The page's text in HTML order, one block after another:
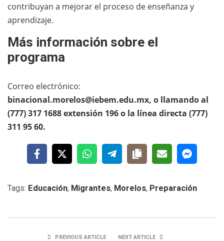
contribuyan a mejorar el proceso de enseñanza y
aprendizaje.
Más información sobre el
programa
Correo electrónico:
binacional.morelos@iebem.edu.mx, o llamando al
(777) 317 1688 extensión 196 o la línea directa (777)
311 95 60.
Tags: Educación, Migrantes, Morelos, Preparación
PREVIOUS ARTICLE NEXT ARTICLE